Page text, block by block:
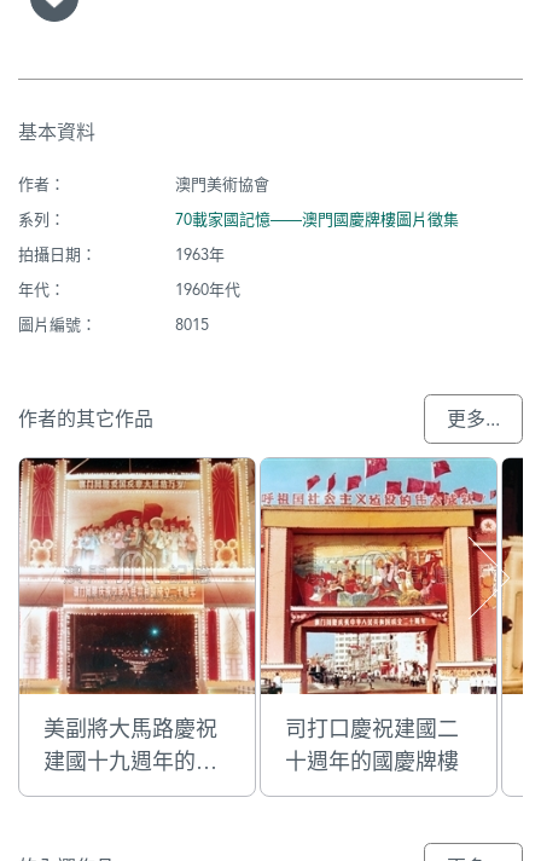
基本資料
作者：
澳門美術協會
系列：
70載家國記憶——澳門國慶牌樓圖片徵集
拍攝日期：
1963年
年代：
1960年代
圖片編號：
8015
作者的其它作品 更多...
美副將大馬路慶祝
建國十九週年的國
慶牌樓
司打口慶祝建國二
十週年的國慶牌樓